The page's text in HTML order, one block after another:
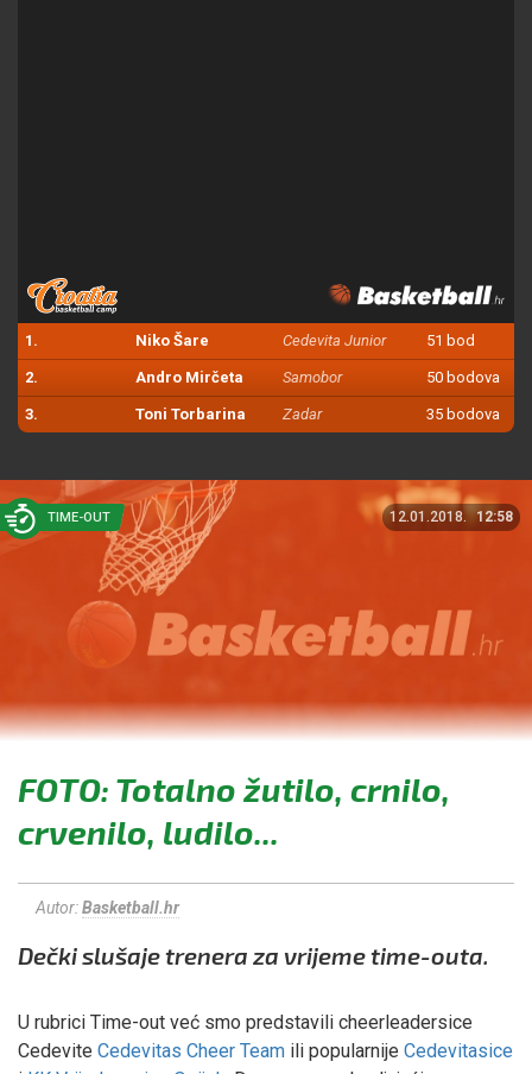
1. Niko Šare Cedevita Junior 51 bod
2. Andro Mirčeta Samobor 50 bodova
3. Toni Torbarina Zadar 35 bodova
TIME-OUT 12.01.2018. 12:58
FOTO: Totalno žutilo, crnilo,
crvenilo, ludilo...
Autor:Basketball.hr
Dečki slušaje trenera za vrijeme time-outa.
U rubrici Time-out već smo predstavili cheerleadersice
Cedevite Cedevitas Cheer Team ili popularnije Cedevitasice